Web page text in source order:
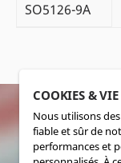
SO5126-9A
COOKIES & VIE
Nous utilisons
fiable et sûr de
performances et